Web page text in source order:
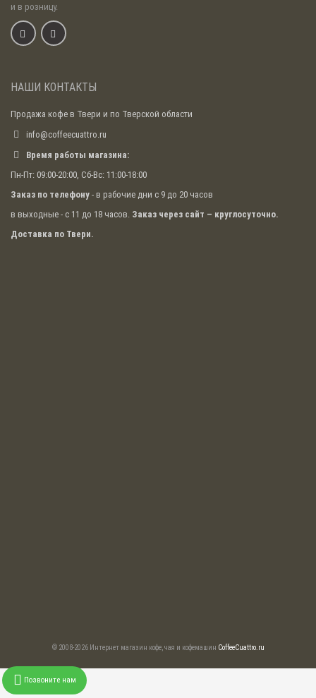
и в розницу.
НАШИ КОНТАКТЫ
Продажа кофе в Твери и по Тверской области
info@coffeecuattro.ru
Время работы магазина:
Пн-Пт: 09:00-20:00, Сб-Вс: 11:00-18:00
Заказ по телефону - в рабочие дни с 9 до 20 часов
в выходные - с 11 до 18 часов. Заказ через сайт – круглосуточно.
Доставка по Твери.
© 2008-2026 Интернет магазин кофе, чая и кофемашин CoffeeCuattro.ru
Позвоните нам